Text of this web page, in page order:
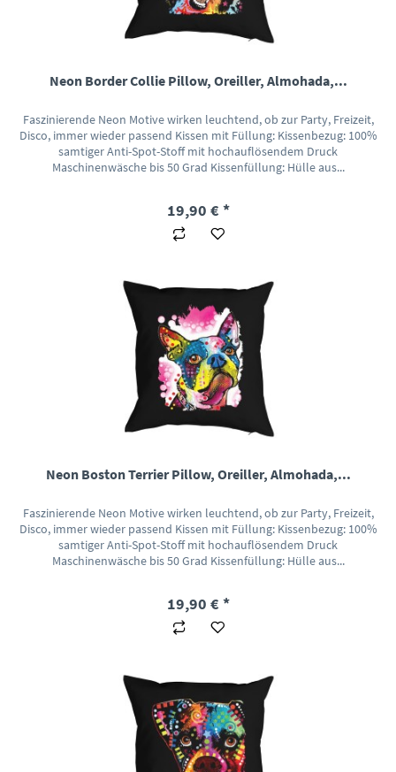
Neon Border Collie Pillow, Oreiller, Almohada,...
Faszinierende Neon Motive wirken leuchtend, ob zur Party, Freizeit,
Disco, immer wieder passend Kissen mit Füllung: Kissenbezug: 100%
samtiger Anti-Spot-Stoff mit hochauflösendem Druck
Maschinenwäsche bis 50 Grad Kissenfüllung: Hülle aus...
19,90 € *
Neon Boston Terrier Pillow, Oreiller, Almohada,...
Faszinierende Neon Motive wirken leuchtend, ob zur Party, Freizeit,
Disco, immer wieder passend Kissen mit Füllung: Kissenbezug: 100%
samtiger Anti-Spot-Stoff mit hochauflösendem Druck
Maschinenwäsche bis 50 Grad Kissenfüllung: Hülle aus...
19,90 € *